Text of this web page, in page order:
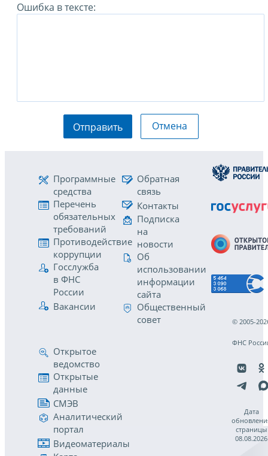
Ошибка в тексте:
Отправить Отмена
Программные
средства
Перечень
обязательных
требований
Противодействие
коррупции
Госслужба
в ФНС
России
Вакансии
Обратная
связь
Контакты
Подписка
на
новости
Об
использовании
информации
сайта
Общественный
совет
Открытое
ведомство
Открытые
данные
СМЭВ
Аналитический
портал
Видеоматериалы
© 2005-
ФНС
Дата
страницы
08.08.2026